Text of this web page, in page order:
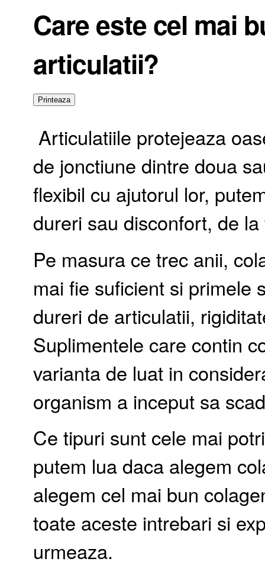
Care este cel mai
articulatii?
Articulatiile protejeaza
de jonctiune dintre doua
flexibil cu ajutorul lor,
dureri sau disconfort, de
Pe masura ce trec anii,
mai fie suficient si primele
dureri de articulatii,
Suplimentele care contin
varianta de luat in
organism a inceput sa
Ce tipuri sunt cele mai
putem lua daca alegem
alegem cel mai bun
toate aceste intrebari si
urmeaza.